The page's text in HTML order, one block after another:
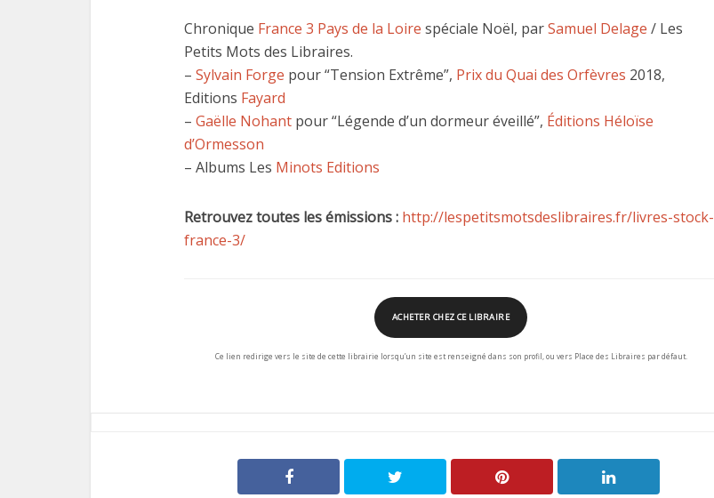
Chronique France 3 Pays de la Loire spéciale Noël, parSamuel Delage / Les
Petits Mots des Libraires.
– Sylvain Forge pour “Tension Extrême”, Prix du Quai des Orfèvres 2018,
Editions Fayard
– Gaëlle Nohant pour “Légende d’un dormeur éveillé”, Éditions Héloïse
d’Ormesson
– Albums Les Minots Editions
Retrouvez toutes les émissions : http://lespetitsmotsdeslibraires.fr/livres-stock-
france-3/
ACHETER CHEZ CE LIBRAIRE
Ce lien redirige vers le site de cette librairie lorsqu’un site est renseigné dans son profil, ou vers Place des Libraires par défaut.